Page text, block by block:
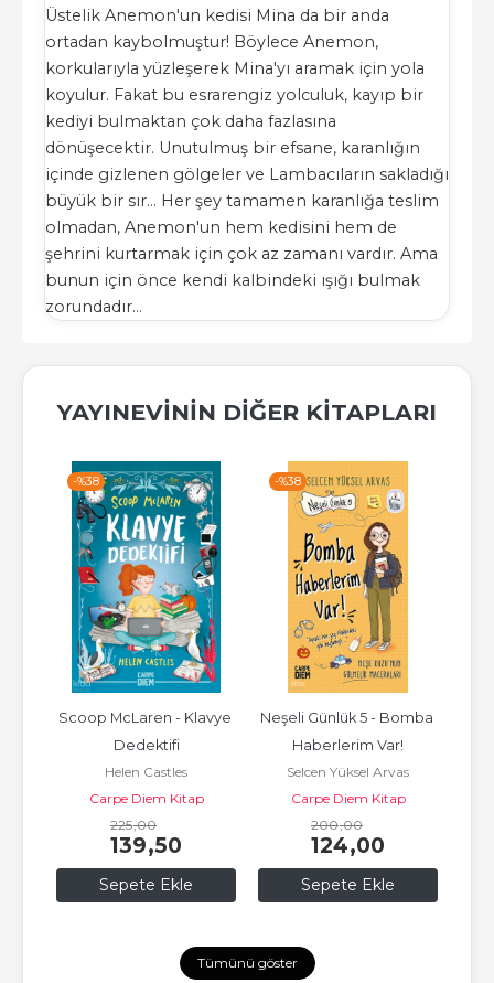
Üstelik Anemon'un kedisi Mina da bir anda
ortadan kaybolmuştur! Böylece Anemon,
korkularıyla yüzleşerek Mina'yı aramak için yola
koyulur. Fakat bu esrarengiz yolculuk, kayıp bir
kediyi bulmaktan çok daha fazlasına
dönüşecektir. Unutulmuş bir efsane, karanlığın
içinde gizlenen gölgeler ve Lambacıların sakladığı
büyük bir sır… Her şey tamamen karanlığa teslim
olmadan, Anemon'un hem kedisini hem de
şehrini kurtarmak için çok az zamanı vardır. Ama
bunun için önce kendi kalbindeki ışığı bulmak
zorundadır…
YAYINEVININ DIĞER KITAPLARI
-%38
Sepete Ekle
Scoop McLaren - Klavye
Dedektifi
Helen Castles
Carpe Diem Kitap
225,00
139,50
-%38
Sepete Ekle
Neşeli Günlük 5 - Bomba
Haberlerim Var!
Selcen Yüksel Arvas
Carpe Diem Kitap
200,00
124,00
Tümünü göster